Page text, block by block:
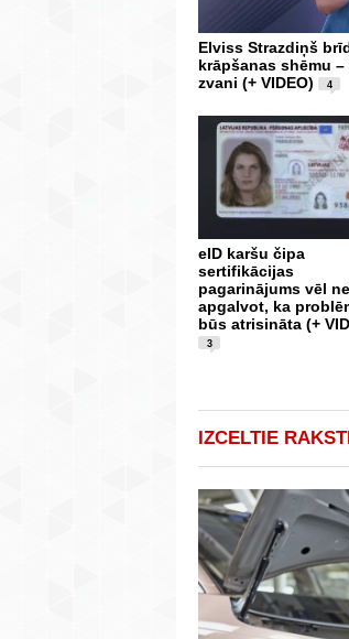
Elviss Strazdiņš
krāpšanas shēmu
zvani (+ VIDEO)
4
eID karšu čipa
sertifikācijas
pagarinājums vēl
apgalvot, ka
būs atrisināta (+
3
IZCELTIE RAKSTI